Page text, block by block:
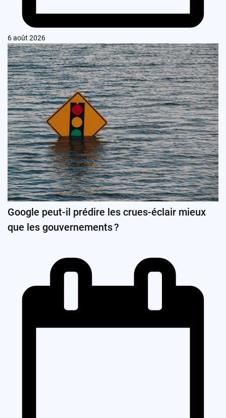
6 août 2026
Google peut-il prédire les crues-éclair mieux
que les gouvernements ?